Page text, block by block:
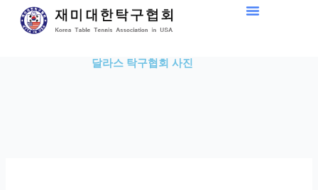
달라스 탁구협회 사진